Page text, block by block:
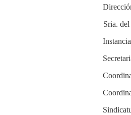
Sria.